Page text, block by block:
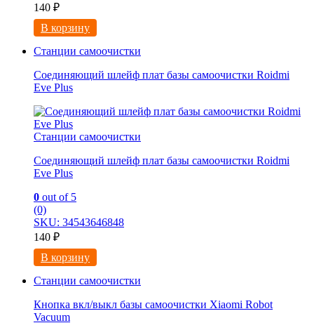
140 ₽
В корзину
Станции самоочистки
Соединяющий шлейф плат базы самоочистки Roidmi
Eve Plus
Станции самоочистки
Соединяющий шлейф плат базы самоочистки Roidmi
Eve Plus
0 out of 5
(0)
SKU: 34543646848
140 ₽
В корзину
Станции самоочистки
Кнопка вкл/выкл базы самоочистки Xiaomi Robot
Vacuum